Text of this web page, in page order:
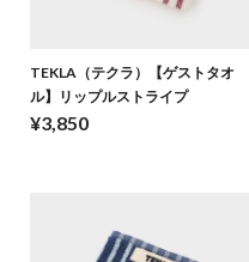
TEKLA（テクラ）【ゲストタオ
ル】リップルストライプ
¥3,850